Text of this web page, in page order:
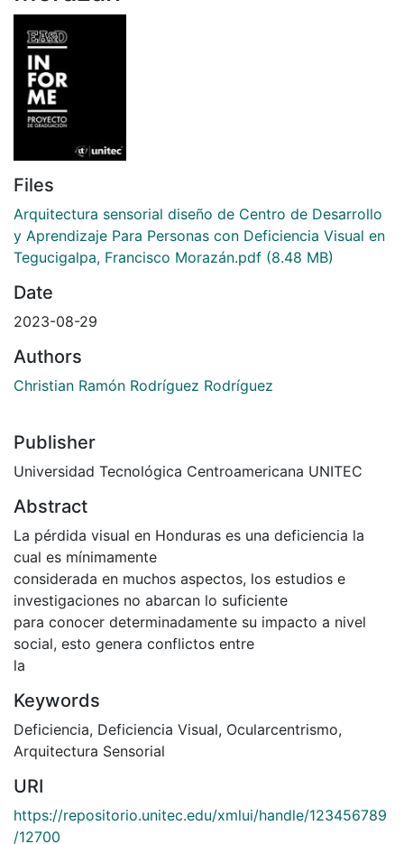
Files
Arquitectura sensorial diseño de Centro de Desarrollo
y Aprendizaje Para Personas con Deficiencia Visual en
Tegucigalpa, Francisco Morazán.pdf (8.48 MB)
Date
2023-08-29
Authors
Christian Ramón Rodríguez Rodríguez
Publisher
Universidad Tecnológica Centroamericana UNITEC
Abstract
La pérdida visual en Honduras es una deficiencia la
cual es mínimamente
considerada en muchos aspectos, los estudios e
investigaciones no abarcan lo suficiente
para conocer determinadamente su impacto a nivel
social, esto genera conflictos entre
la
Keywords
Deficiencia, Deficiencia Visual, Ocularcentrismo,
Arquitectura Sensorial
URI
https://repositorio.unitec.edu/xmlui/handle/123456789
/12700